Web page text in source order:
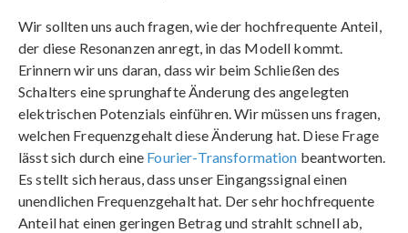
Wir sollten uns auch fragen, wie der hochfrequente Anteil,
der diese Resonanzen anregt, in das Modell kommt.
Erinnern wir uns daran, dass wir beim Schließen des
Schalters eine sprunghafte Änderung des angelegten
elektrischen Potenzials einführen. Wir müssen uns fragen,
welchen Frequenzgehalt diese Änderung hat. Diese Frage
lässt sich durch eine Fourier-Transformation beantworten.
Es stellt sich heraus, dass unser Eingangssignal einen
unendlichen Frequenzgehalt hat. Der sehr hochfrequente
Anteil hat einen geringen Betrag und strahlt schnell ab,